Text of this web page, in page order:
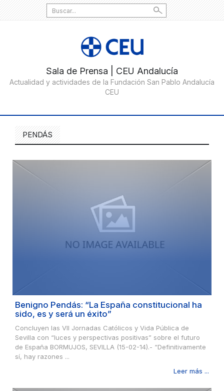
Search
for:
PENDÁS
Benigno Pendás: “La España constitucional ha
sido, es y será un éxito”
Concluyen las VII Jornadas Católicos y Vida Pública de
Sevilla con “luces y perspectivas positivas” sobre el futuro
de España BORMUJOS, SEVILLA (15-02-14).- “Definitivamente
sí, hay razones ...
Leer más ...